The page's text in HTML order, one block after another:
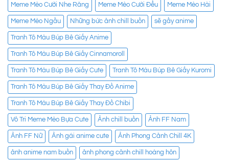
Meme Mèo Cười Nhe Răng Meme Mèo Cười Đểu Meme Mèo Hài
Meme Mèo Ngầu Những bức ảnh chill buồn sẽ gầy anime
Tranh Tô Màu Búp Bê Giấy Anime
Tranh Tô Màu Búp Bê Giấy Cinnamoroll
Tranh Tô Màu Búp Bê Giấy Cute Tranh Tô Màu Búp Bê Giấy Kuromi
Tranh Tô Màu Búp Bê Giấy Thay Đồ Anime
Tranh Tô Màu Búp Bê Giấy Thay Đồ Chibi
Vô Tri Meme Mèo Bựa Cute Ảnh chill buồn Ảnh FF Nam
Ảnh FF Nữ Ảnh gái anime cute Ảnh Phong Cảnh Chill 4K
ảnh anime nam buồn ảnh phong cảnh chill hoàng hôn